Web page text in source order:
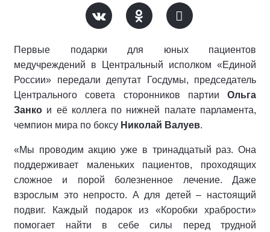
Первые подарки для юных пациентов
медучреждений в Центральный исполком «Единой
России» передали депутат Госдумы, председатель
Центрального совета сторонников партии Ольга
Занко и её коллега по нижней палате парламента,
чемпион мира по боксу Николай Валуев.
«Мы проводим акцию уже в тринадцатый раз. Она
поддерживает маленьких пациентов, проходящих
сложное и порой болезненное лечение. Даже
взрослым это непросто. А для детей – настоящий
подвиг. Каждый подарок из «Коробки храбрости»
помогает найти в себе силы перед трудной